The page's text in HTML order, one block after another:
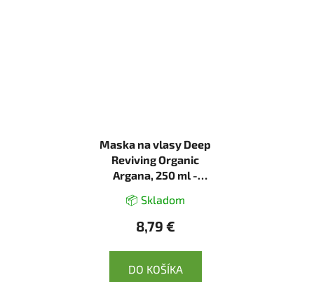
Maska na vlasy Deep
Reviving Organic
Argana, 250 ml -
📦 Skladom
8,79 €
DO KOŠÍKA